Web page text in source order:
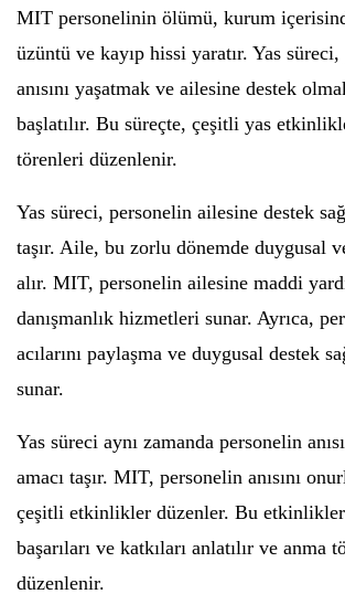
MIT personelinin ölümü, kurum
üzüntü ve kayıp hissi yaratır. Yas
anısını yaşatmak ve ailesine destek
başlatılır. Bu süreçte, çeşitli yas
törenleri düzenlenir.
Yas süreci, personelin ailesine destek
taşır. Aile, bu zorlu dönemde duygusal
alır. MIT, personelin ailesine maddi
danışmanlık hizmetleri sunar. Ayrıca,
acılarını paylaşma ve duygusal destek
sunar.
Yas süreci aynı zamanda personelin
amacı taşır. MIT, personelin anısını
çeşitli etkinlikler düzenler. Bu
başarıları ve katkıları anlatılır ve anma
düzenlenir.